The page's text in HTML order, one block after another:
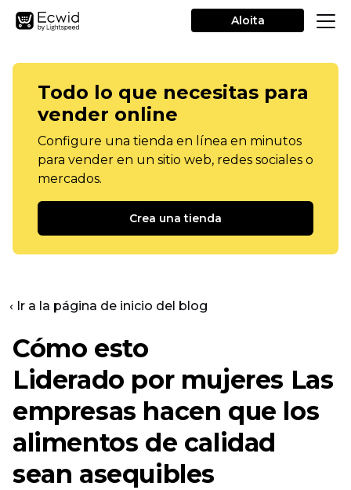
Aloita
Todo lo que necesitas para
vender online
Configure una tienda en línea en minutos
para vender en un sitio web, redes sociales o
mercados.
Crea una tienda
‹ Ir a la página de inicio del blog
Cómo esto
Liderado por mujeres Las
empresas hacen que los
alimentos de calidad
sean asequibles